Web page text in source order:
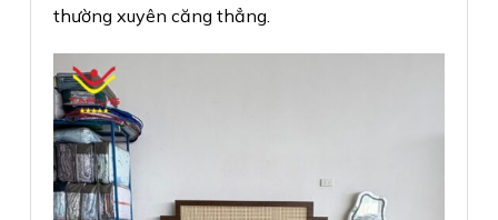
thường xuyên căng thẳng.